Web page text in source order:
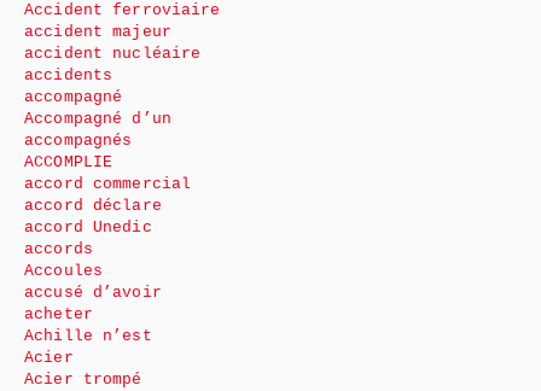
Accident ferroviaire
accident majeur
accident nucléaire
accidents
accompagné
Accompagné d’un
accompagnés
ACCOMPLIE
accord commercial
accord déclare
accord Unedic
accords
Accoules
accusé d’avoir
acheter
Achille n’est
Acier
Acier trompé